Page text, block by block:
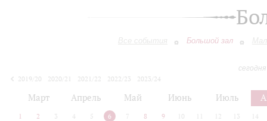
Все события Большой зал
2019/20
2020/21 2021/22 2022/23
2023/24
Март Апрель Май Июнь Июль
1 2 3 4 5 6 7 8 9 10 12 13 14